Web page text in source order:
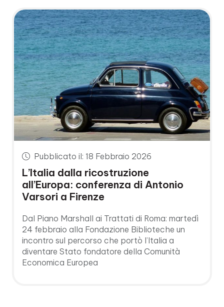
Pubblicato il: 18 Febbraio 2026
L’Italia dalla ricostruzione
all’Europa: conferenza di Antonio
Varsori a Firenze
Dal Piano Marshall ai Trattati di Roma: martedì
24 febbraio alla Fondazione Biblioteche un
incontro sul percorso che portò l’Italia a
diventare Stato fondatore della Comunità
Economica Europea